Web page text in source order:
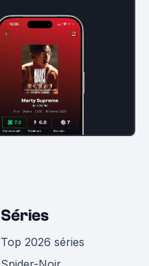
Séries
Top 2026 séries